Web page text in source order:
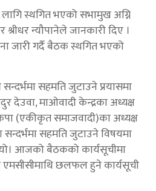
स्थगित भएको सभामुख अग्नि
न्यौपानेले जानकारी दिए ।
गर्दै बैठक स्थगित भएको
सहमति जुटाउने प्रयासमा
देउवा, माओवादी केन्द्रका अध्यक्ष
(एकीकृत समाजवादी)का अध्यक्ष
सहमति जुटाउने विषयमा
आजको बैठकको कार्यसूचीमा
एमसीसीमाथि छलफल हुने कार्यसूची